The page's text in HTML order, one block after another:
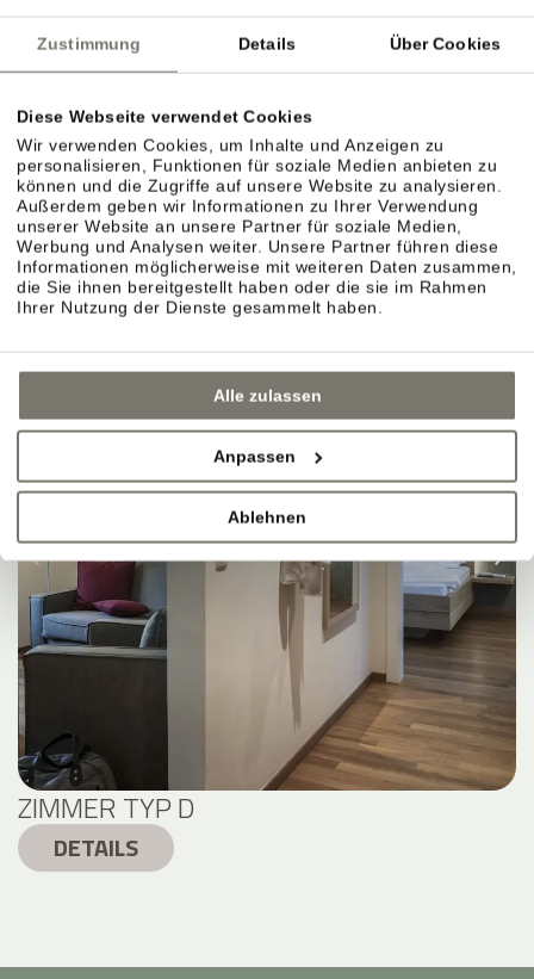
Zustimmung Details Über Cookies
Diese Webseite verwendet Cookies
Wir verwenden Cookies, um Inhalte und Anzeigen zu
personalisieren, Funktionen für soziale Medien anbieten zu
können und die Zugriffe auf unsere Website zu analysieren.
Außerdem geben wir Informationen zu Ihrer Verwendung
unserer Website an unsere Partner für soziale Medien,
Werbung und Analysen weiter. Unsere Partner führen diese
Informationen möglicherweise mit weiteren Daten zusammen,
die Sie ihnen bereitgestellt haben oder die sie im Rahmen
Ihrer Nutzung der Dienste gesammelt haben.
Alle zulassen
Anpassen
Ablehnen
ZIMMER TYP C
DETAILS
ZIMMER TYP D
DETAILS